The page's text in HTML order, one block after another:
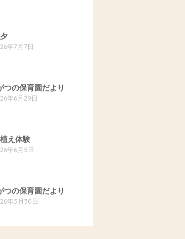
年7月7日
つの保育園だより
年6月29日
え体験
年6月5日
つの保育園だより
年5月30日